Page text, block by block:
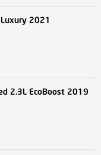
2021
2.3L EcoBoost 2019